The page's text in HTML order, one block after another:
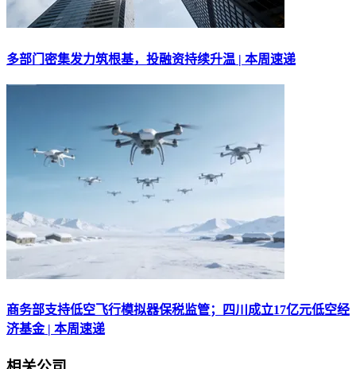
多部门密集发力筑根基，投融资持续升温 | 本周速递
商务部支持低空飞行模拟器保税监管；四川成立17亿元低空经
济基金 | 本周速递